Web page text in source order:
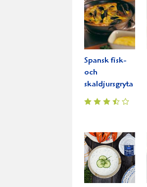
Spansk fisk-
och
skaldjursgryta